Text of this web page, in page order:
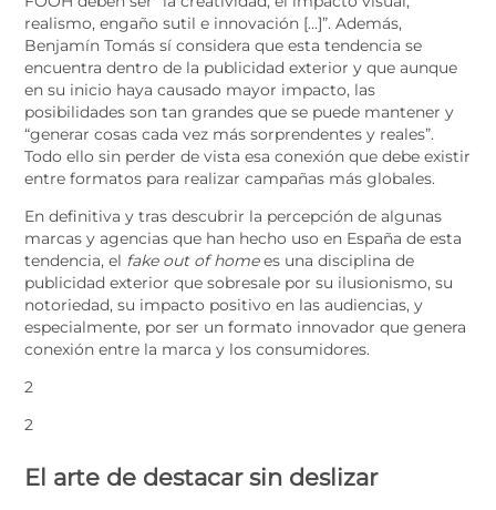
realismo, engaño sutil e innovación […]”. Además,
Benjamín Tomás sí considera que esta tendencia se
encuentra dentro de la publicidad exterior y que aunque
en su inicio haya causado mayor impacto, las
posibilidades son tan grandes que se puede mantener y
“generar cosas cada vez más sorprendentes y reales”.
Todo ello sin perder de vista esa conexión que debe existir
entre formatos para realizar campañas más globales.
En definitiva y tras descubrir la percepción de algunas
marcas y agencias que han hecho uso en España de esta
tendencia, el fake out of homees una disciplina de
publicidad exterior que sobresale por su ilusionismo, su
notoriedad, su impacto positivo en las audiencias, y
especialmente, por ser un formato innovador que genera
conexión entre la marca y los consumidores.
2
2
El arte de destacar sin deslizar